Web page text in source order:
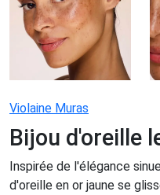
Violaine Muras
Bijou d'oreille
Inspirée de l'élégance
d'oreille en or jaune se